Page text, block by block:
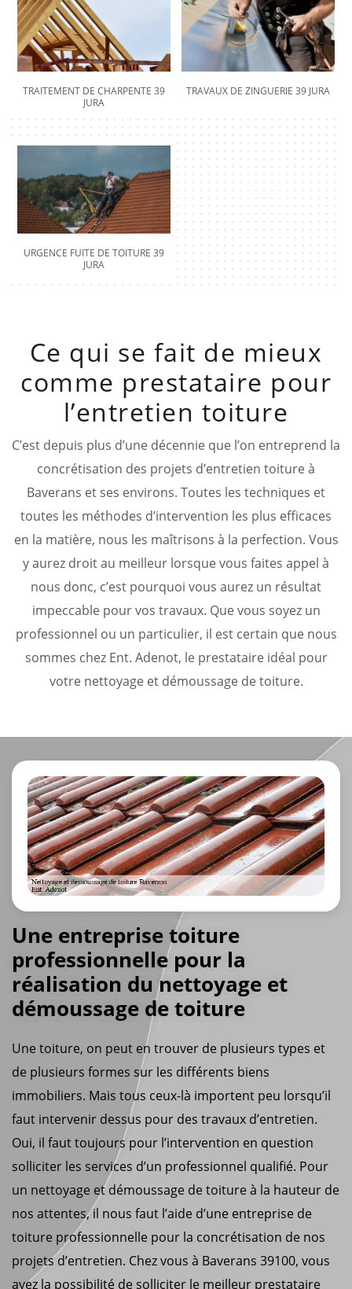
TRAITEMENT DE CHARPENTE 39
JURA
TRAVAUX DE ZINGUERIE 39 JURA
URGENCE FUITE DE TOITURE 39
JURA
Ce qui se fait de mieux
comme prestataire pour
l’entretien toiture
C’est depuis plus d’une décennie que l’on entreprend la
concrétisation des projets d’entretien toiture à
Baverans et ses environs. Toutes les techniques et
toutes les méthodes d’intervention les plus efficaces
en la matière, nous les maîtrisons à la perfection. Vous
y aurez droit au meilleur lorsque vous faites appel à
nous donc, c’est pourquoi vous aurez un résultat
impeccable pour vos travaux. Que vous soyez un
professionnel ou un particulier, il est certain que nous
sommes chez Ent. Adenot, le prestataire idéal pour
votre nettoyage et démoussage de toiture.
Une entreprise toiture
professionnelle pour la
réalisation du nettoyage et
démoussage de toiture
Une toiture, on peut en trouver de plusieurs types et
de plusieurs formes sur les différents biens
immobiliers. Mais tous ceux-là importent peu lorsqu’il
faut intervenir dessus pour des travaux d’entretien.
Oui, il faut toujours pour l’intervention en question
solliciter les services d’un professionnel qualifié. Pour
un nettoyage et démoussage de toiture à la hauteur de
nos attentes, il nous faut l’aide d’une entreprise de
toiture professionnelle pour la concrétisation de nos
projets d’entretien. Chez vous à Baverans 39100, vous
avez la possibilité de solliciter le meilleur prestataire